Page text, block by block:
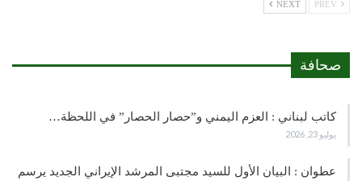
NEXT
صحافة
كاتب لبناني : العزم اليمني و”حصار الحصار” في اللحظة…
يوليو 23, 2026
عطوان : البيان الأول للسيد مجتبى المرشد الإيراني الجديد يرسم